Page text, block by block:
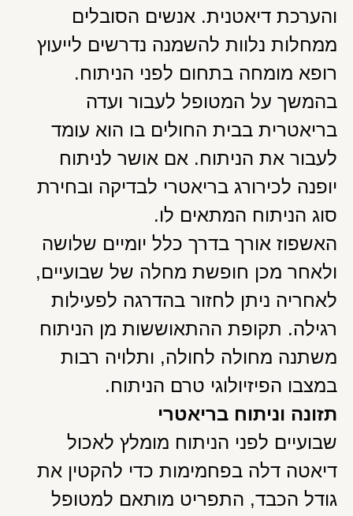
והערכת דיאטנית. אנשים הסובלים
ממחלות נלוות להשמנה נדרשים לייעוץ
רופא מומחה בתחום לפני הניתוח.
בהמשך על המטופל לעבור ועדה
בריאטרית בבית החולים בו הוא עומד
לעבור את הניתוח. אם אושר לניתוח
יופנה לכירורג בריאטרי לבדיקה ובחירת
סוג הניתוח המתאים לו.
האשפוז אורך בדרך כלל יומיים שלושה
ולאחר מכן חופשת מחלה של שבועיים,
לאחריה ניתן לחזור בהדרגה לפעילות
רגילה. תקופת ההתאוששות מן הניתוח
משתנה מחולה לחולה, ותלויה רבות
במצבו הפיזיולוגי טרם הניתוח.
תזונה וניתוח בריאטרי
שבועיים לפני הניתוח מומלץ לאכול
דיאטה דלה בפחמימות כדי להקטין את
גודל הכבד, התפריט מותאם למטופל